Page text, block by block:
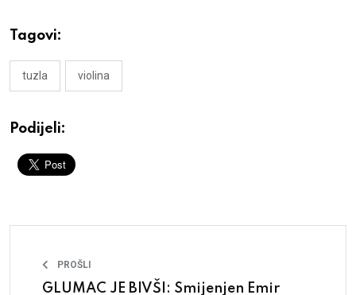
Tagovi:
tuzla violina
Podijeli:
PROŠLI
GLUMAC JE BIVŠI: Smijenjen Emir